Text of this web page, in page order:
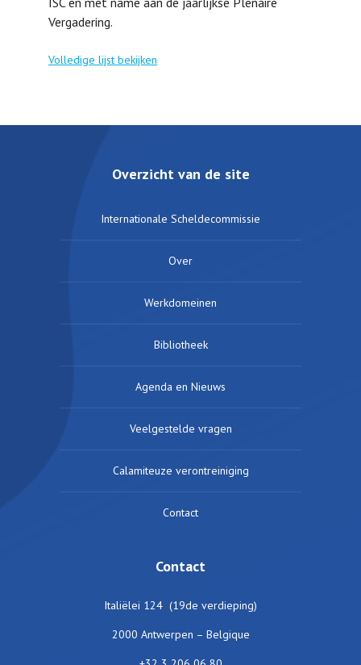
Vergadering.
Volledige lijst bekijken
Overzicht van de site
Internationale Scheldecommissie
Over
Werkdomeinen
Bibliotheek
Agenda en Nieuws
Veelgestelde vragen
Calamiteuze verontreiniging
Contact
Contact
Italiëlei 124 (19de verdieping)
2000 Antwerpen – Belgique